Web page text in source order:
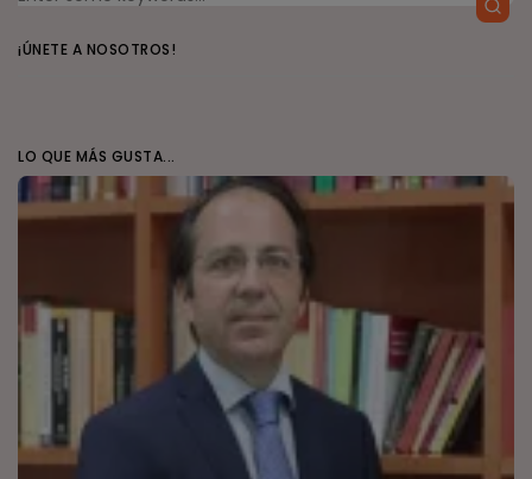
¡ÚNETE A NOSOTROS!
LO QUE MÁS GUSTA...